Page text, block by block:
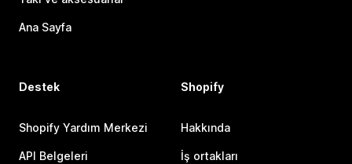
Ana Sayfa
Destek
Shopify Yardım Merkezi
API Belgeleri
Shopify
Hakkında
İş ortakları